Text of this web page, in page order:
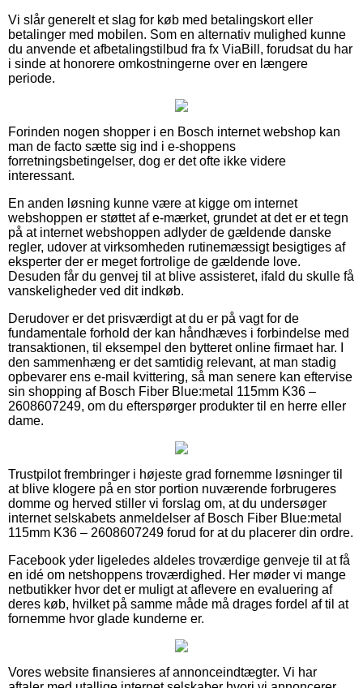
Vi slår generelt et slag for køb med betalingskort eller
betalinger med mobilen. Som en alternativ mulighed kunne
du anvende et afbetalingstilbud fra fx ViaBill, forudsat du har
i sinde at honorere omkostningerne over en længere
periode.
Forinden nogen shopper i en Bosch internet webshop kan
man de facto sætte sig ind i e-shoppens
forretningsbetingelser, dog er det ofte ikke videre
interessant.
En anden løsning kunne være at kigge om internet
webshoppen er støttet af e-mærket, grundet at det er et tegn
på at internet webshoppen adlyder de gældende danske
regler, udover at virksomheden rutinemæssigt besigtiges af
eksperter der er meget fortrolige de gældende love.
Desuden får du genvej til at blive assisteret, ifald du skulle få
vanskeligheder ved dit indkøb.
Derudover er det prisværdigt at du er på vagt for de
fundamentale forhold der kan håndhæves i forbindelse med
transaktionen, til eksempel den bytteret online firmaet har. I
den sammenhæng er det samtidig relevant, at man stadig
opbevarer ens e-mail kvittering, så man senere kan eftervise
sin shopping af Bosch Fiber Blue:metal 115mm K36 –
2608607249, om du efterspørger produkter til en herre eller
dame.
Trustpilot frembringer i højeste grad fornemme løsninger til
at blive klogere på en stor portion nuværende forbrugeres
domme og herved stiller vi forslag om, at du undersøger
internet selskabets anmeldelser af Bosch Fiber Blue:metal
115mm K36 – 2608607249 forud for at du placerer din ordre.
Facebook yder ligeledes aldeles troværdige genveje til at få
en idé om netshoppens troværdighed. Her møder vi mange
netbutikker hvor det er muligt at aflevere en evaluering af
deres køb, hvilket på samme måde må drages fordel af til at
fornemme hvor glade kunderne er.
Vores website finansieres af annonceindtægter. Vi har